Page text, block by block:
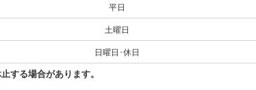
平日
土曜日
日曜日･休日
する場合があります。